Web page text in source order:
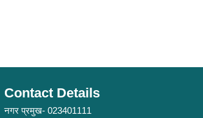
Contact Details
नगर प्रमुख- 023401111